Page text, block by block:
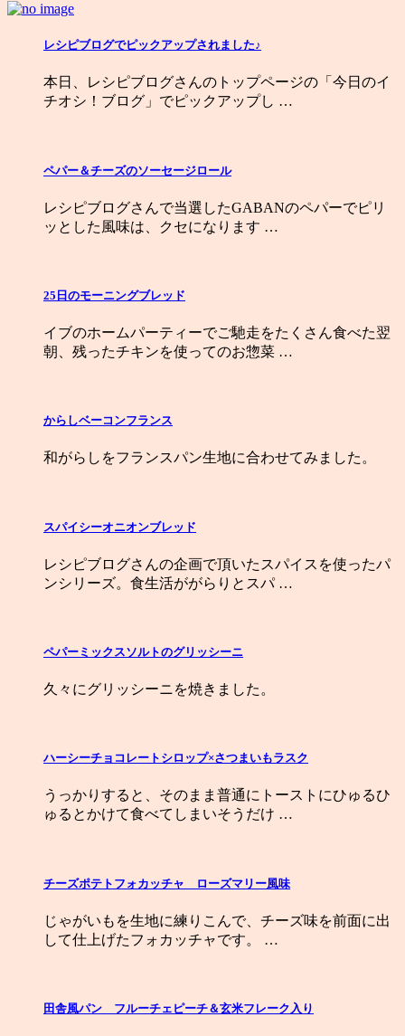
レシピブログでピックアップされました♪
本日、レシピブログさんのトップページの「今日のイ
チオシ！ブログ」でピックアップし …
ペパー＆チーズのソーセージロール
レシピブログさんで当選したGABANのペパーでピリ
ッとした風味は、クセになります …
25日のモーニングブレッド
イブのホームパーティーでご馳走をたくさん食べた翌
朝、残ったチキンを使ってのお惣菜 …
からしベーコンフランス
和がらしをフランスパン生地に合わせてみました。
スパイシーオニオンブレッド
レシピブログさんの企画で頂いたスパイスを使ったパ
ンシリーズ。食生活ががらりとスパ …
ペパーミックスソルトのグリッシーニ
久々にグリッシーニを焼きました。
ハーシーチョコレートシロップ×さつまいもラスク
うっかりすると、そのまま普通にトーストにひゅるひ
ゅるとかけて食べてしまいそうだけ …
チーズポテトフォカッチャ ローズマリー風味
じゃがいもを生地に練りこんで、チーズ味を前面に出
して仕上げたフォカッチャです。 …
田舎風パン フルーチェピーチ＆玄米フレーク入り